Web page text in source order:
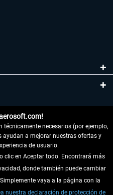
necesarios (por ejemplo,
a mejorar nuestras ofertas y
de usuario.
clic en Aceptar todo. Encontrará más
donde también puede cambiar
vaya a la página con la
nuestra declaración de protección de